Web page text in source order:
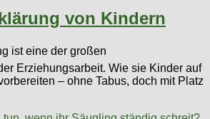
von Kindern
ist eine der großen
Erziehungsarbeit. Wie sie Kinder auf
– ohne Tabus, doch mit Platz